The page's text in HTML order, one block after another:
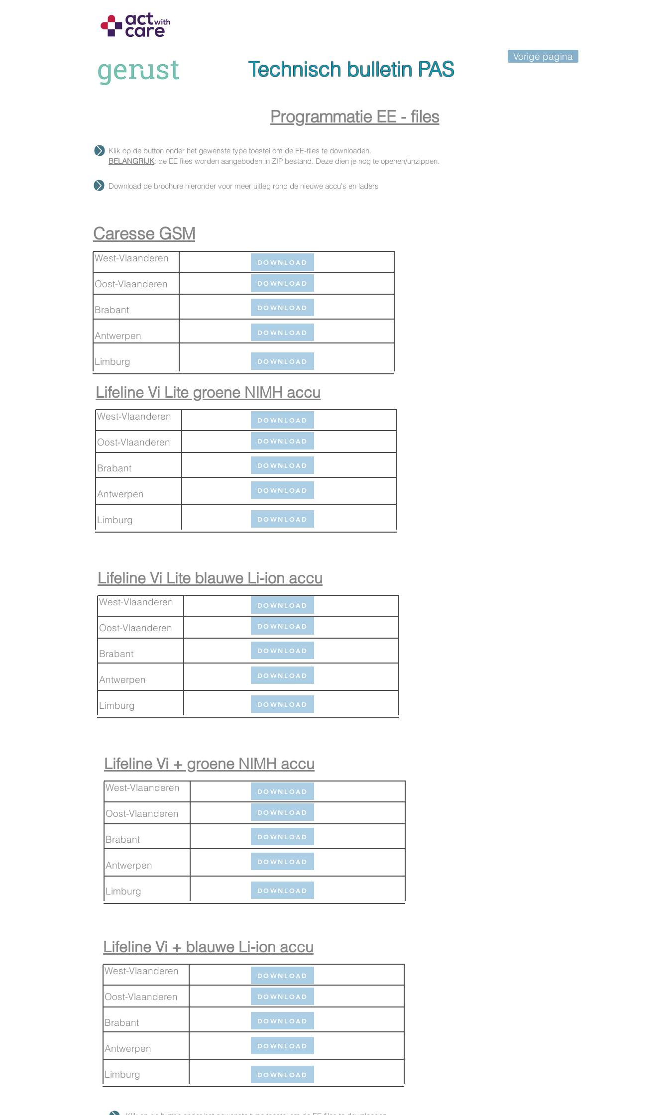
Technisch bulletin PAS
Programmatie EE - files
Vorige pagina
Klik op de button onder het gewenste type toestel om de EE-files te downloaden.
BELANGRIJK: de EE files worden aangeboden in ZIP bestand. Deze dien je nog te openen/unzippen.
Download de brochure hieronder voor meer uitleg rond de nieuwe accu's en laders
Caresse GSM
West-Vlaanderen
Oost-Vlaanderen
Brabant
Antwerpen
Limburg
DOWNLOAD
DOWNLOAD
DOWNLOAD
DOWNLOAD
DOWNLOAD
Lifeline Vi Lite groene NIMH accu
West-Vlaanderen
Oost-Vlaanderen
Brabant
Antwerpen
Limburg
DOWNLOAD
DOWNLOAD
DOWNLOAD
DOWNLOAD
DOWNLOAD
Lifeline Vi Lite blauwe Li-ion accu
West-Vlaanderen
Oost-Vlaanderen
Brabant
Antwerpen
Limburg
DOWNLOAD
DOWNLOAD
DOWNLOAD
DOWNLOAD
DOWNLOAD
Lifeline Vi + groene NIMH accu
West-Vlaanderen
Oost-Vlaanderen
Brabant
Antwerpen
Limburg
DOWNLOAD
DOWNLOAD
DOWNLOAD
DOWNLOAD
DOWNLOAD
Lifeline Vi + blauwe Li-ion accu
West-Vlaanderen
Oost-Vlaanderen
Brabant
Antwerpen
Limburg
DOWNLOAD
DOWNLOAD
DOWNLOAD
DOWNLOAD
DOWNLOAD